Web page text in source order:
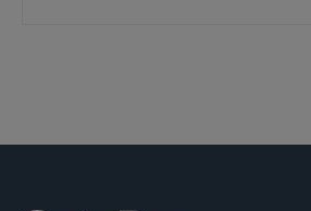
Aizmirsāt paroli?